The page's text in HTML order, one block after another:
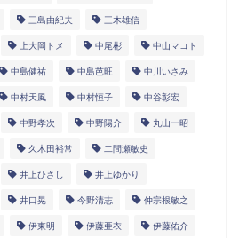
三島由紀夫 三木雄信
上大岡トメ 中尾彬 中山マコト
中島健祐 中島芭旺 中川いさみ
中村天風 中村恒子 中谷彰宏
中野孝次 中野陽介 丸山一昭
久木田裕常 二間瀬敏史
井上ひさし 井上ゆかり
井口晃 今野清志 仲宗根敏之
伊東明 伊藤亜衣 伊藤佑介